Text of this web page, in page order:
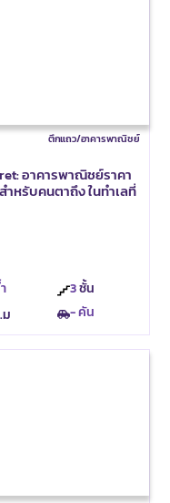
ตึกแถว/อาคารพาณิชย์
อาคารพาณิชย์ราคา
ำหรับคนตาถึง ในทำเลที่
3ชั้น
- คัน